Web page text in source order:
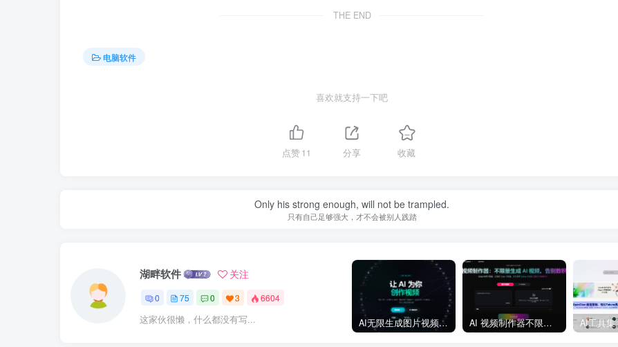
THE END
电脑软件
喜欢就支持一下吧
点赞11 分享 收藏
Only his strong enough, will not be trampled.
只有自己足够强大，才不会被别人践踏
湖畔软件 关注
0 75 0 3 6604
这家伙很懒，什么都没有写... AI无限生成图片视频大模型平台 AI 视频制作器不限量生成 AI 视频 AI工具集